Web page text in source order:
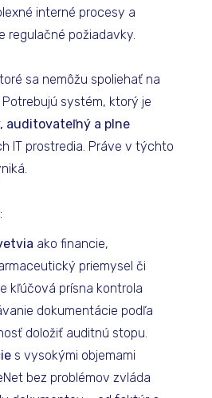
interné procesy a
regulačné požiadavky.
sa nemôžu spoliehať na
systém, ktorý je
auditovateľný a plne
IT prostredia. Práve v týchto
ako financie,
priemysel či
kľúčová prísna kontrola
dokumentácie podľa
doložiť auditnú stopu.
s vysokými objemami
bez problémov zvláda